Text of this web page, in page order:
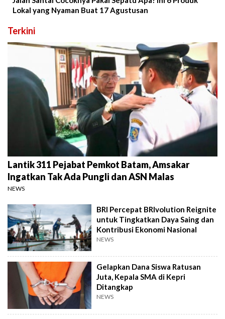
Lokal yang Nyaman Buat 17 Agustusan
Terkini
Lantik 311 Pejabat Pemkot Batam, Amsakar
Ingatkan Tak Ada Pungli dan ASN Malas
NEWS
BRI Percepat BRIvolution Reignite
untuk Tingkatkan Daya Saing dan
Kontribusi Ekonomi Nasional
NEWS
Gelapkan Dana Siswa Ratusan
Juta, Kepala SMA di Kepri
Ditangkap
NEWS